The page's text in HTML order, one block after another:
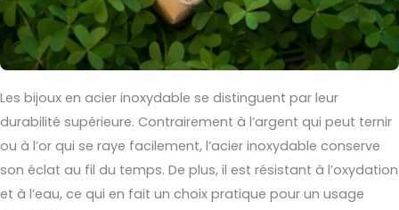
Les bijoux en acier inoxydable se distinguent par leur
durabilité supérieure. Contrairement à l’argent qui peut ternir
ou à l’or qui se raye facilement, l’acier inoxydable conserve
son éclat au fil du temps. De plus, il est résistant à l’oxydation
et à l’eau, ce qui en fait un choix pratique pour un usage